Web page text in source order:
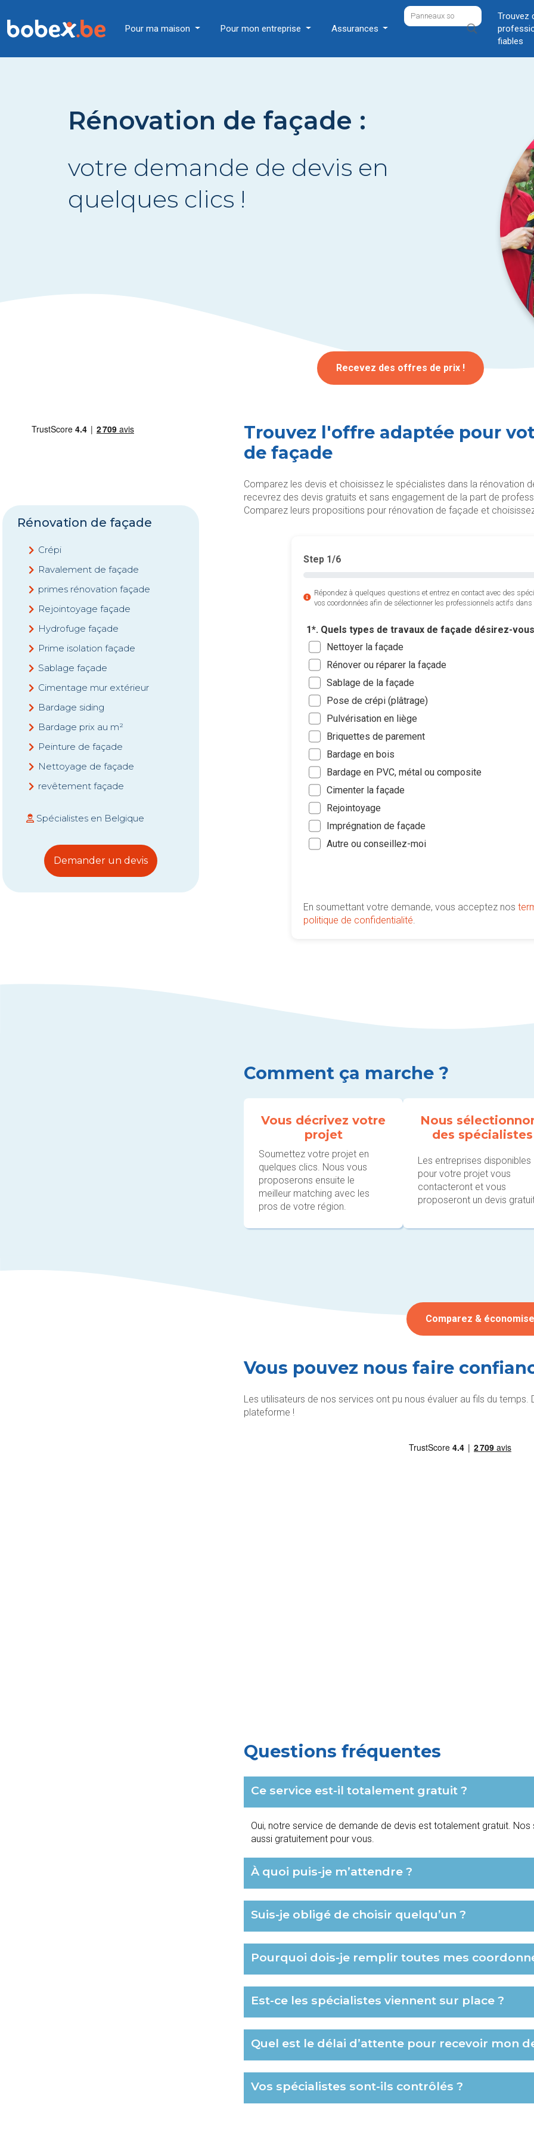
Pour ma maison Pour mon entreprise Assurances
Trouvez
fiables
Rénovation de façade :
votre demande de devis en
quelques clics !
Recevez des offres de prix !
Rénovation de façade
Crépi
Ravalement de façade
primes rénovation façade
Rejointoyage façade
Hydrofuge façade
Prime isolation façade
Sablage façade
Cimentage mur extérieur
Bardage siding
Bardage prix au m²
Peinture de façade
Nettoyage de façade
revêtement façade
Spécialistes en Belgique
Demander un devis
Trouvez l'offre adaptée pour
de façade
Comparez les devis et choisissez le spécialistes dans la rénovation
recevrez des devis gratuits et sans engagement de la part de
Comparez leurs propositions pour rénovation de façade et
Step 1/6
Répondez à quelques questions et entrez en contact avec des
vos coordonnées afin de sélectionner les professionnels actifs dans
1*. Quels types de travaux de façade désirez-
Nettoyer la façade
Rénover ou réparer la façade
Sablage de la façade
Pose de crépi (plâtrage)
Pulvérisation en liège
Briquettes de parement
Bardage en bois
Bardage en PVC, métal ou composite
Cimenter la façade
Rejointoyage
Imprégnation de façade
Autre ou conseillez-moi
En soumettant votre demande, vous acceptez nos
politique de confidentialité.
Comment ça marche ?
Vous décrivez votre
projet
Soumettez votre projet en
quelques clics. Nous vous
proposerons ensuite le
meilleur matching avec les
pros de votre région.
Nous
des spécialistes
Les entreprises disponibles
pour votre projet vous
contacteront et vous
proposeront un devis
Comparez &
Vous pouvez nous faire
Les utilisateurs de nos services ont pu nous évaluer au fils du
plateforme !
Questions fréquentes
Ce service est-il totalement gratuit ?
Oui, notre service de demande de devis est totalement gratuit.
aussi gratuitement pour vous.
À quoi puis-je m’attendre ?
Suis-je obligé de choisir quelqu’un ?
Pourquoi dois-je remplir toutes mes
Est-ce les spécialistes viennent sur place ?
Quel est le délai d’attente pour recevoir mon
Vos spécialistes sont-ils contrôlés ?